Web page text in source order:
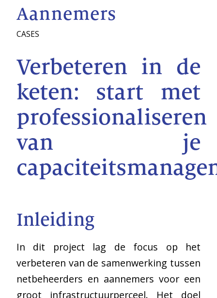
Aannemers
CASES
Verbeteren in de
keten: start met
professionaliseren
van je
Inleiding
In dit project lag de focus op het
verbeteren van de samenwerking tussen
netbeheerders en aannemers voor een
groot infrastructuurperceel. Het doel